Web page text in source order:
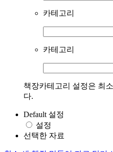
카테고리
카테고리
책장카테고리 설정은 최
다.
Default 설정
설정
선택한 자료